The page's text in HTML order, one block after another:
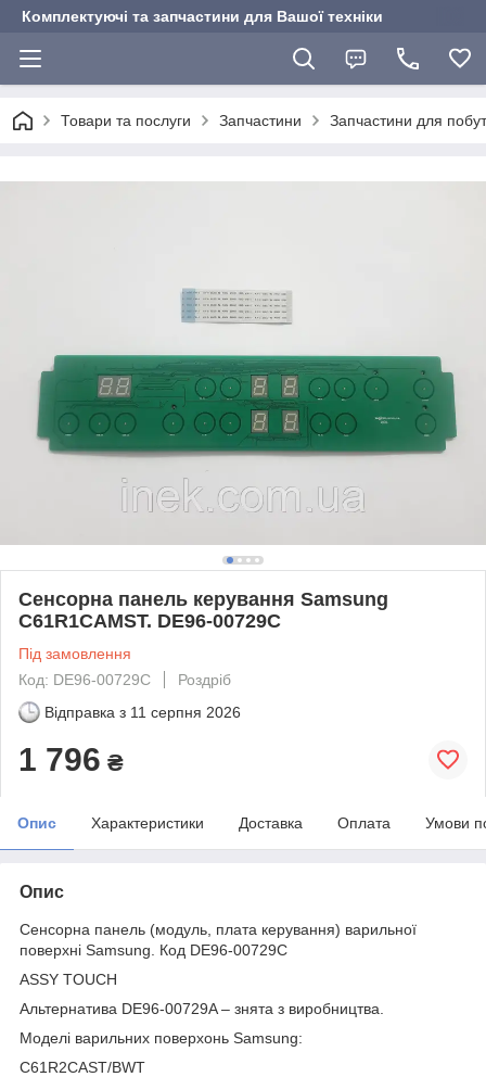
Комплектуючі та запчастини для Вашої техніки
Товари та послуги Запчастини Запчастини для
Сенсорна панель керування Samsung
C61R1CAMST. DE96-00729C
Під замовлення
Код: DE96-00729C
Роздріб
Відправка з 11 серпня 2026
1 796 ₴
Опис Характеристики Доставка Оплата Умови
Опис
Сенсорна панель (модуль, плата керування) варильної
поверхні Samsung. Код DE96-00729C
ASSY TOUCH
Альтернатива DE96-00729A – знята з виробництва.
Моделі варильних поверхонь Samsung:
C61R2CAST/BWT